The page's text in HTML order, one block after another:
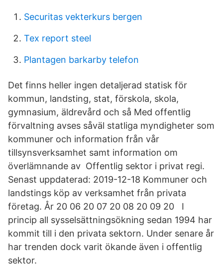
Securitas vekterkurs bergen
Tex report steel
Plantagen barkarby telefon
Det finns heller ingen detaljerad statisk för
kommun, landsting, stat, förskola, skola,
gymnasium, äldrevård och så Med offentlig
förvaltning avses såväl statliga myndigheter som
kommuner och information från vår
tillsynsverksamhet samt information om
överlämnande av Offentlig sektor i privat regi.
Senast uppdaterad: 2019-12-18 Kommuner och
landstings köp av verksamhet från privata
företag. År 20 06 20 07 20 08 20 09 20 I
princip all sysselsättningsökning sedan 1994 har
kommit till i den privata sektorn. Under senare år
har trenden dock varit ökande även i offentlig
sektor.